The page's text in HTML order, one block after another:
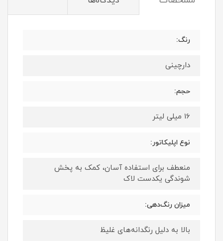
رنگ:
دارچینی
حجم:
16 میلی لیتر
نوع اپلیکاتور:
منعطف برای استفاده آسان، کمک به پخش
شوندگی یکدست لاک
میزان رنگ‌دهی:
بالا به دلیل رنگدانه‌های غلیظ